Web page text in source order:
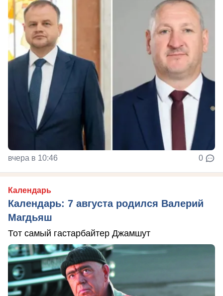
вчера в 10:46 0
Календарь
Календарь: 7 августа родился Валерий
Магдьяш
Тот самый гастарбайтер Джамшут